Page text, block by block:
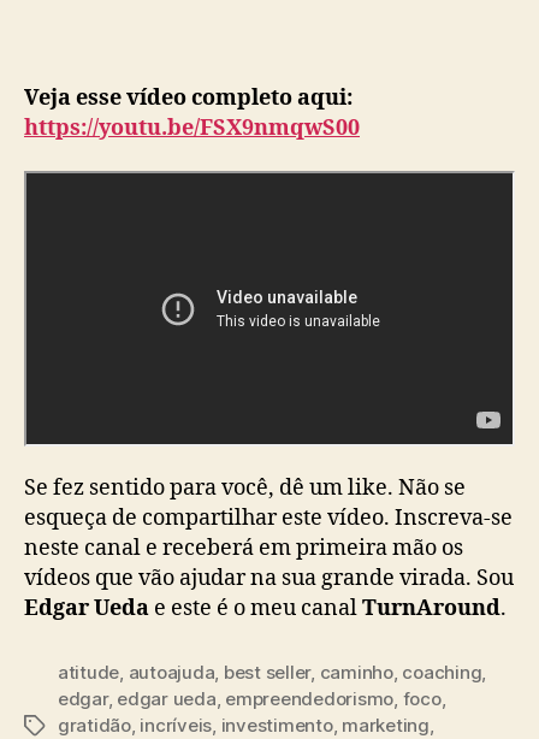
Veja esse vídeo completo aqui:
https://youtu.be/FSX9nmqwS00
Se fez sentido para você, dê um like. Não se
esqueça de compartilhar este vídeo. Inscreva-se
neste canal e receberá em primeira mão os
vídeos que vão ajudar na sua grande virada. Sou
Edgar Ueda e este é o meu canalTurnAround.
atitude, autoajuda, best seller, caminho, coaching,
edgar, edgar ueda, empreendedorismo, foco,
gratidão, incríveis, investimento, marketing,